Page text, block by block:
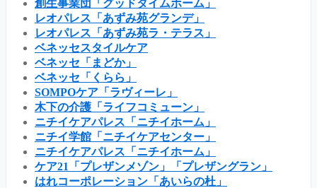
創生事業団「グッドタイムホーム」
レオパレス「あずみ苑グランデ」
レオパレス「あずみ苑ラ・テラス」
ベネッセスタイルケア
ベネッセ「まどか」
ベネッセ「くらら」
SOMPOケア「ラヴィーレ」
木下の介護「ライフコミューン」
ニチイケアパレス「ニチイホーム」
ニチイ学館「ニチイケアセンター」
ニチイケアパレス「ニチイホーム」
ケア21「プレザンメゾン」「プレザングラン」
はれコーポレーション「あいらの杜」